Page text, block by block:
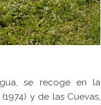
se recoge en la
y de las Cuevas,